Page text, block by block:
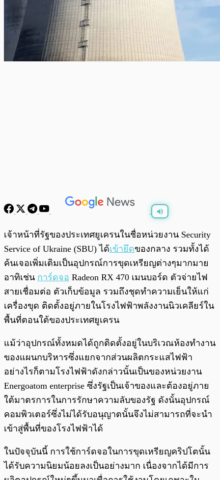
พร้อมเล่น
เจ้าหน้าที่รัฐของประเทศยูเครนในชื่อหน่วยงาน Security
Service of Ukraine (SBU) ได้เข้ายึดของกลาง รวมทั้งได้
ค้นเจอเพิ่มเติมเป็นอุปกรณ์การขุดเหรียญต่างๆมากมาย
อาทิเช่น การ์ดจอ Radeon RX 470 เมนบอร์ด ตัวจ่ายไฟ
สายเชื่อมต่อ ตัวเก็บข้อมูล รวมถึงชุดทำความเย็นให้แก่
เครื่องขุด ติดตั้งอยู่ภายในโรงไฟฟ้าพลังงานนิวเคลียร์ใน
พื้นที่ตอนใต้ของประเทศยูเครน
แม้ว่าอุปกรณ์ทั้งหมดได้ถูกติดตั้งอยู่ในบริเวณห้องทำงาน
ของแผนกบริหารซึ่งแยกจากส่วนผลิตกระแสไฟฟ้า
อย่างไรก็ตามโรงไฟฟ้าดังกล่าวนั้นเป็นของหน่วยงาน
Energoatom enterprise ซึ่งรัฐเป็นเจ้าของและต้องอยู่ภาย
ใต้มาตรการในการรักษาความลับของรัฐ ดังนั้นอุปกรณ์
คอมพิวเตอร์ซึ่งไม่ได้รับอนุญาตนั้นจึงไม่สามารถที่จะนำ
เข้าสู่พื้นที่ของโรงไฟฟ้าได้
ในปัจจุบันนี้ การใช้การ์ดจอในการขุดเหรียญคริปโตนั้น
ได้รับความนิยมน้อยลงเป็นอย่างมาก เนื่องจากได้มีการ